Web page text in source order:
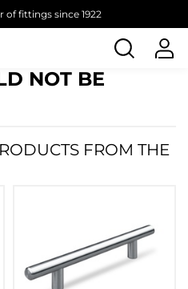
of fittings since 1922
NOT BE
FROM THE